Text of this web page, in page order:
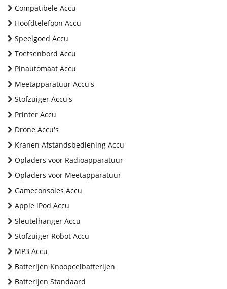
Compatibele Accu
Hoofdtelefoon Accu
Speelgoed Accu
Toetsenbord Accu
Pinautomaat Accu
Meetapparatuur Accu's
Stofzuiger Accu's
Printer Accu
Drone Accu's
Kranen Afstandsbediening Accu
Opladers voor Radioapparatuur
Opladers voor Meetapparatuur
Gameconsoles Accu
Apple iPod Accu
Sleutelhanger Accu
Stofzuiger Robot Accu
MP3 Accu
Batterijen Knoopcelbatterijen
Batterijen Standaard